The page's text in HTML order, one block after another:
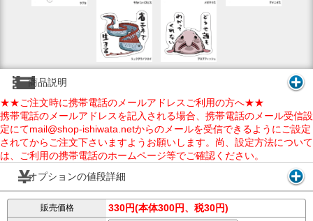
商品説明
★★ご注文時に携帯電話のメールアドレスご利用の方へ★★
携帯電話のメールアドレスを記入される場合、携帯電話のメール受信設
定にてmail@shop-ishiwata.netからのメールを受信できるようにご設定
されてからご注文下さいますようお願いします。尚、設定方法について
は、ご利用の携帯電話のホームページ等でご確認ください。
オプションの値段詳細
販売価格 330円(本体300円、税30円)